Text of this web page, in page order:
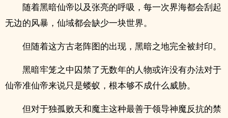
随着黑暗仙帝以及张亮的呼吸，每一次界海都会刮起
无边的风暴，仙域都会缺少一块世界。
但随着这方古老阵图的出现，黑暗之地完全被封印。
黑暗牢笼之中囚禁了无数年的人物或许没有办法对于
仙帝准仙帝来说只是蝼蚁，根本够不成什么威胁。
但对于独孤败天和魔主这种最善于领导神魔反抗的禁